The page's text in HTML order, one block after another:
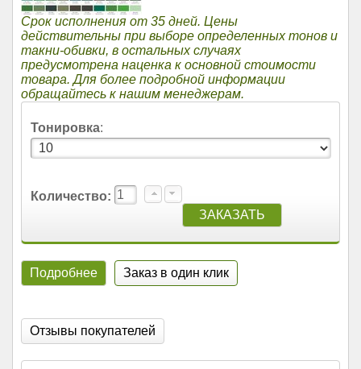
Срок исполнения от 35 дней. Цены
действительны при выборе определенных тонов и
такни-обивки, в остальных случаях
предусмотрена наценка к основной стоимости
товара. Для более подробной информации
обращайтесь к нашим менеджерам.
Тонировка:
Количество:
Подробнее Заказ в один клик
Отзывы покупателей